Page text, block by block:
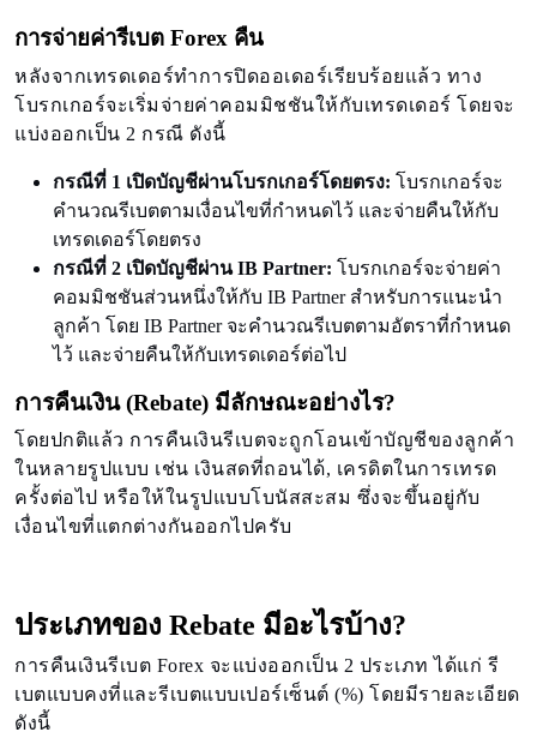
การจ่ายค่ารีเบต Forex คืน
หลังจากเทรดเดอร์ทำการปิดออเดอร์เรียบร้อยแล้ว ทาง
โบรกเกอร์จะเริ่มจ่ายค่าคอมมิชชันให้กับเทรดเดอร์ โดยจะ
แบ่งออกเป็น 2 กรณี ดังนี้
กรณีที่ 1 เปิดบัญชีผ่านโบรกเกอร์โดยตรง: โบรกเกอร์จะ
คำนวณรีเบตตามเงื่อนไขที่กำหนดไว้ และจ่ายคืนให้กับ
เทรดเดอร์โดยตรง
กรณีที่ 2 เปิดบัญชีผ่าน IB Partner: โบรกเกอร์จะจ่ายค่า
คอมมิชชันส่วนหนึ่งให้กับ IB Partner สำหรับการแนะนำ
ลูกค้า โดย IB Partner จะคำนวณรีเบตตามอัตราที่กำหนด
ไว้ และจ่ายคืนให้กับเทรดเดอร์ต่อไป
การคืนเงิน (Rebate) มีลักษณะอย่างไร?
โดยปกติแล้ว การคืนเงินรีเบตจะถูกโอนเข้าบัญชีของลูกค้า
ในหลายรูปแบบ เช่น เงินสดที่ถอนได้, เครดิตในการเทรด
ครั้งต่อไป หรือให้ในรูปแบบโบนัสสะสม ซึ่งจะขึ้นอยู่กับ
เงื่อนไขที่แตกต่างกันออกไปครับ
ประเภทของ Rebate มีอะไรบ้าง?
การคืนเงินรีเบต Forex จะแบ่งออกเป็น 2 ประเภท ได้แก่ รี
เบตแบบคงที่และรีเบตแบบเปอร์เซ็นต์ (%) โดยมีรายละเอียด
ดังนี้